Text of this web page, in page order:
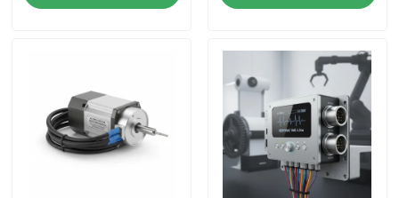
Industrieanlagen
in automatisierten